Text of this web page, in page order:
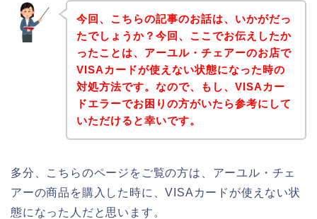
今回、こちらの記事のお話は、いかがだっ
たでしょうか？今回、ここでお伝えしたか
ったことは、アーユル・チェアーのお店で
VISAカードが使えない状態になった時の
対処方法です。なので、もし、VISAカー
ドエラーでお困りの方がいたら参考にして
いただけると幸いです。
多分、こちらのページをご覧の方は、アーユル・チェ
アーの商品を購入した時に、VISAカードが使えない状
態になった人だと思います。